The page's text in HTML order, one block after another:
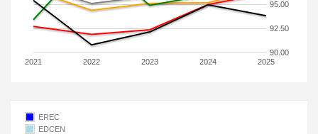
2021 2022 2023 2024 2025
90.00
92.50
95.00
EREC
EDCEN